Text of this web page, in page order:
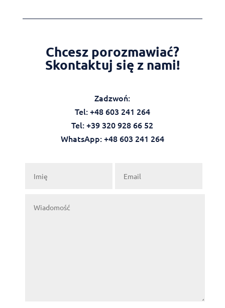
Chcesz porozmawiać?
Skontaktuj się z nami!
Zadzwoń:
Tel: +48 603 241 264
Tel: +39 320 928 66 52
WhatsApp: +48 603 241 264‬‬